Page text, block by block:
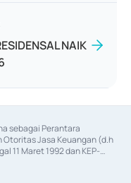
NAIK
sebagai Perantara
Otoritas Jasa Keuangan (d.h
11 Maret 1992 dan KEP-
sebagai Penjamin Emisi
Keuangan Nomor KEP-